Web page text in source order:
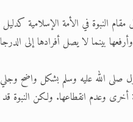
النبوة في الأمة الإسلامية
بينما لا يصل أفرادها إلى
صلى الله عليه وسلم بشكل واضح
أخرى وعدم انقطاعها. ولكن